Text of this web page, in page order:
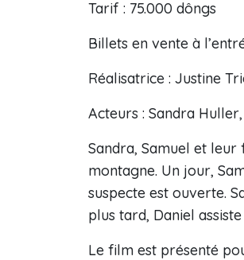
Tarif : 75.000 dôngs
Billets en vente à
Réalisatrice : Justine
Acteurs : Sandra
Sandra, Samuel et leur
montagne. Un jour,
suspecte est ouverte.
plus tard, Daniel
Le film est présenté